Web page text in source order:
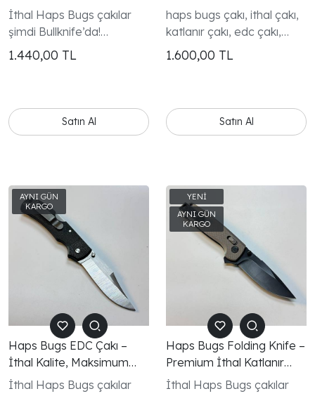
Kullanım için Mükemmel
Seçim
İthal Haps Bugs çakılar
şimdi Bullknife’da!
Kompakt, sağlam ve
keskin hatlara sahip bu
için mükemmel bir tercih.
Kaliteli malzeme, kusursuz
1.440,00 TL
Satın Al
Kullanım için Mükemmel
Seçim
haps bugs çakı, ithal çakı,
katlanır çakı, edc çakı,
kamp çakısı, outdoor çakı,
taktik çakı, koleksiyonluk
1.600,00 TL
Satın Al
Haps Bugs EDC Çakı –
İthal Kalite, Maksimum
Performans
İthal Haps Bugs çakılar
Haps Bugs Folding Knife –
Premium İthal Katlanır
Çakı
İthal Haps Bugs çakılar